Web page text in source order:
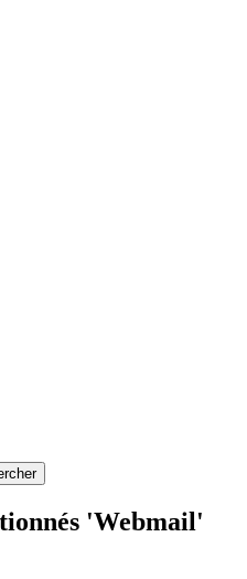
'Webmail'